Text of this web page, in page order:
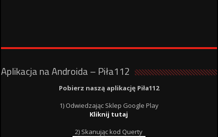
Aplikacja na Androida – Piła112
Pobierz naszą aplikację Piła112
1) Odwiedzając Sklep Google Play
Kliknij tutaj
2) Skanując kod Querty